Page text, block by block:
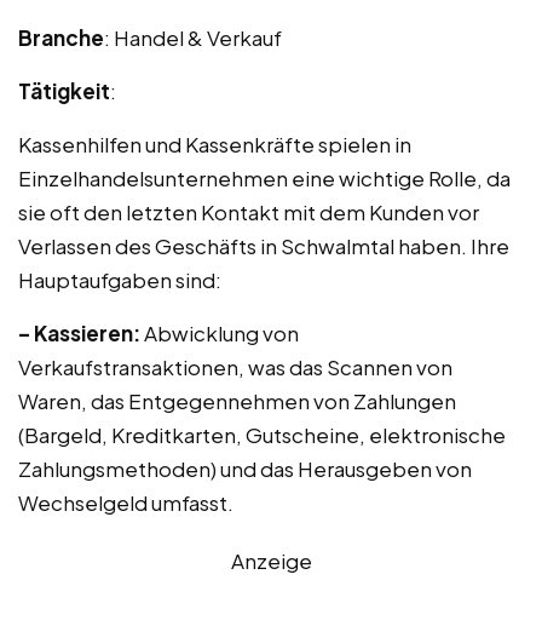
Branche: Handel & Verkauf
Tätigkeit:
Kassenhilfen und Kassenkräfte spielen in
Einzelhandelsunternehmen eine wichtige Rolle, da
sie oft den letzten Kontakt mit dem Kunden vor
Verlassen des Geschäfts in Schwalmtal haben. Ihre
Hauptaufgaben sind:
– Kassieren:Abwicklung von
Verkaufstransaktionen, was das Scannen von
Waren, das Entgegennehmen von Zahlungen
(Bargeld, Kreditkarten, Gutscheine, elektronische
Zahlungsmethoden) und das Herausgeben von
Wechselgeld umfasst.
Anzeige